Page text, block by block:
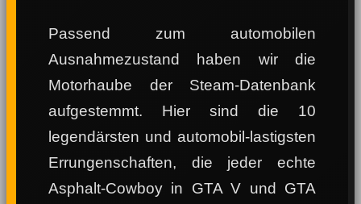
Passend zum automobilen
Ausnahmezustand haben wir die
Motorhaube der Steam-Datenbank
aufgestemmt. Hier sind die 10
legendärsten und automobil-lastigsten
Errungenschaften, die jeder echte
Asphalt-Cowboy in GTA V und GTA